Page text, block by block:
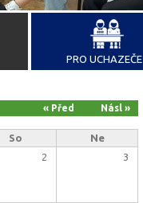
PRO UCHAZEČE
« Před Násl »
So
Ne
2 3